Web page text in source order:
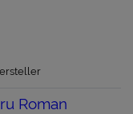
Roman